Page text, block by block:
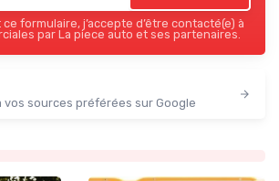
formulaire, j’accepte d’être contacté(e) à
par La piece auto et ses partenaires.
sources préférées sur Google